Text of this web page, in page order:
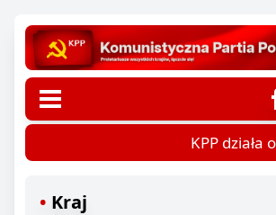
KPP działa
Kraj